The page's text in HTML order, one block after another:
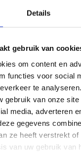
Details
gebruik van
om content en
functies voor social
te
gebruik van onze site
media, adverteren
gegevens
ze heeft verstrekt of
van uw gebruik van